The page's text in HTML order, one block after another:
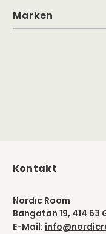
Marken
Kontakt
Nordic Room
Bangatan 19, 414
E-Mail: